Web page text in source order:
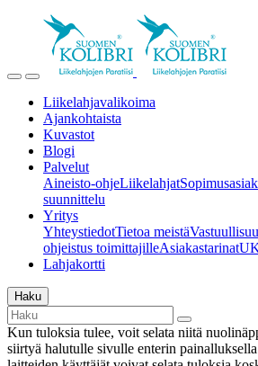
Liikelahjavalikoima
Ajankohtaista
Kuvastot
Blogi
Palvelut
Aineisto-ohjeLiikelahjat
suunnittelu
Yritys
YhteystiedotTietoa meistä
ohjeistus toimittajilleAsiakastarinat
Lahjakortti
Haku
Kun tuloksia tulee, voit selata niitä
siirtyä halutulle sivulle enterin